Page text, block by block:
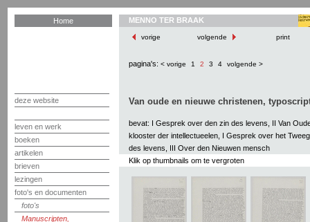
Home
deze website
leven en werk
boeken
artikelen
brieven
lezingen
foto's en documenten
foto's
Manuscripten,
MENNO TER BRAAK
vorige volgende print
pagina's: < vorige 1 2 3 4 volgende >
Van oude en nieuwe christenen,
bevat: I Gesprek over den zin des levens, II Van
klooster der intellectueelen, I Gesprek over het
des levens, III Over den Nieuwen mensch
Klik op thumbnails om te vergroten